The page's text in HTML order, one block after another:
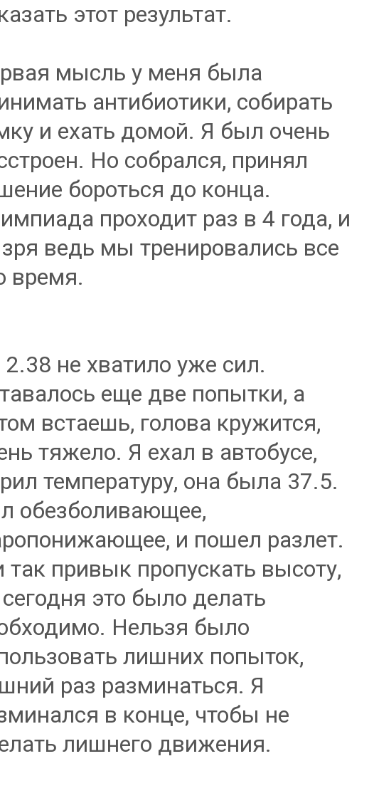
этот результат.
мысль у меня была
антибиотики, собирать
и ехать домой. Я был очень
Но собрался, принял
бороться до конца.
проходит раз в 4 года, и
ведь мы тренировались все
время.
не хватило уже сил.
еще две попытки, а
встаешь, голова кружится,
тяжело. Я ехал в автобусе,
температуру, она была 37.5.
обезболивающее,
и пошел разлет.
так привык пропускать высоту,
это было делать
Нельзя было
лишних попыток,
раз разминаться. Я
в конце, чтобы не
лишнего движения.